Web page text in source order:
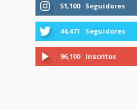
51,100 Seguidores
44,471 Seguidores
96,100 Inscritos